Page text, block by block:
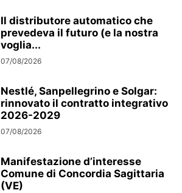
Il distributore automatico che
prevedeva il futuro (e la nostra
voglia...
07/08/2026
Nestlé, Sanpellegrino e Solgar:
rinnovato il contratto integrativo
2026-2029
07/08/2026
Manifestazione d’interesse
Comune di Concordia Sagittaria
(VE)